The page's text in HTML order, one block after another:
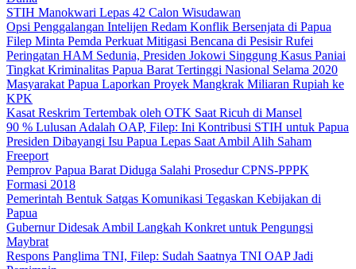
STIH Manokwari Lepas 42 Calon Wisudawan
Opsi Penggalangan Intelijen Redam Konflik Bersenjata di Papua
Filep Minta Pemda Perkuat Mitigasi Bencana di Pesisir Rufei
Peringatan HAM Sedunia, Presiden Jokowi Singgung Kasus Paniai
Tingkat Kriminalitas Papua Barat Tertinggi Nasional Selama 2020
Masyarakat Papua Laporkan Proyek Mangkrak Miliaran Rupiah ke
KPK
Kasat Reskrim Tertembak oleh OTK Saat Ricuh di Mansel
90 % Lulusan Adalah OAP, Filep: Ini Kontribusi STIH untuk Papua
Presiden Dibayangi Isu Papua Lepas Saat Ambil Alih Saham
Freeport
Pemprov Papua Barat Diduga Salahi Prosedur CPNS-PPPK
Formasi 2018
Pemerintah Bentuk Satgas Komunikasi Tegaskan Kebijakan di
Papua
Gubernur Didesak Ambil Langkah Konkret untuk Pengungsi
Maybrat
Respons Panglima TNI, Filep: Sudah Saatnya TNI OAP Jadi